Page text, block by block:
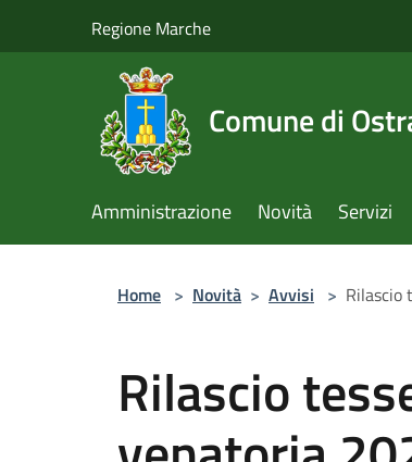
Regione Marche
Comune di
Amministrazione Novità Servizi
Home > Novità > Avvisi > Rilascio
Rilascio